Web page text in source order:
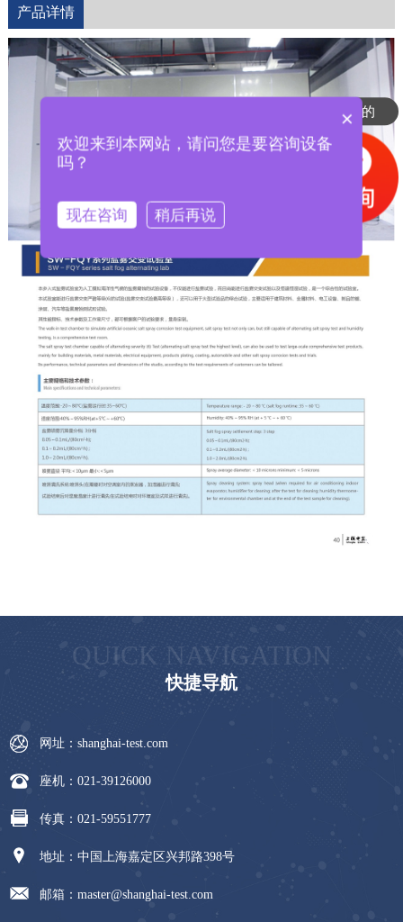
产品详情
QUICK NAVIGATION
快捷导航
网址：shanghai-test.com
座机：021-39126000
传真：021-59551777
地址：中国上海嘉定区兴邦路398号
邮箱：master@shanghai-test.com
是的
×
欢迎来到本网站，请问您是要咨询设备
吗？
现在咨询 稍后再说